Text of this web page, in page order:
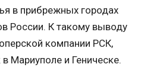
в прибрежных городах
России. К такому выводу
компании РСК,
Мариуполе и Геническе.